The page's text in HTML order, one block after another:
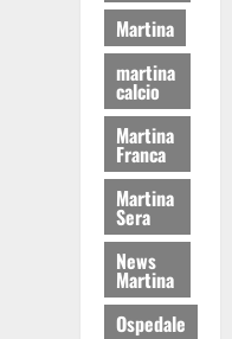
Martina
martina
calcio
Martina
Franca
Martina
Sera
News
Martina
Ospedale